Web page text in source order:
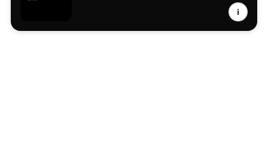
i
Joris Voorn